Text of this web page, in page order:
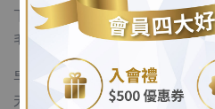
.
.
下午三點鐘。看著窗外陰陰沉
毛雨。
早上出門前，妳是不是看著窗外
天耶，又沒有出太陽，應該不